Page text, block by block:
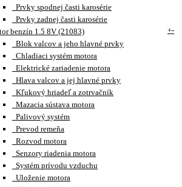
Prvky spodnej časti karosérie
Prvky zadnej časti karosérie
benzín 1.5 8V (21083)
+-
Blok valcov a jeho hlavné prvky
Chladiaci systém motora
Elektrické zariadenie motora
Hlava valcov a jej hlavné prvky
Kľukový hriadeľ a zotrvačník
Mazacia sústava motora
Palivový systém
Prevod remeňa
Rozvod motora
Senzory riadenia motora
Systém prívodu vzduchu
Uloženie motora